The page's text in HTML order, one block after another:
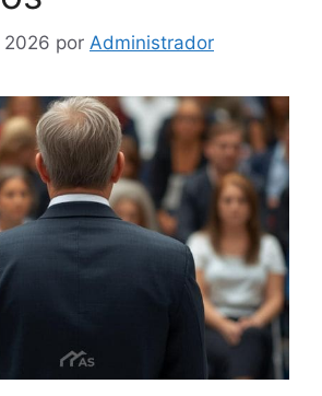
2026 por Administrador